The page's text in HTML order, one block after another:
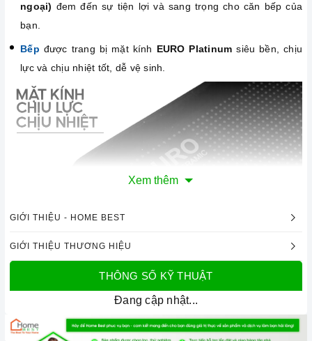
ngoại) đem đến sự tiện lợi và sang trọng cho căn bếp của
bạn.
Bếp được trang bị mặt kính EURO Platinum siêu bền, chịu
lực và chịu nhiệt tốt, dễ vệ sinh.
Mặt kính Euro Glass Platinum chịu lực, chịu nhiệt
Sử dụng bản mạch mâm từ theo công nghệ Châu Âu
Xem thêm
GIỚI THIỆU - HOME BEST
GIỚI THIỆU THƯƠNG HIỆU
THÔNG SỐ KỸ THUẬT
Đang cập nhật...